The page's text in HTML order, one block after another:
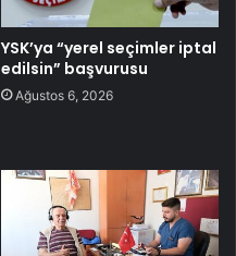
YSK’ya “yerel seçimler iptal
edilsin” başvurusu
Ağustos 6, 2026